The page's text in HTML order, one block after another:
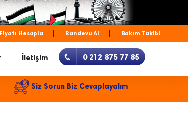
Hesapla Randevu Al Bakım Takibi
İletişim 0 212 875 77 85
Siz Sorun Biz Cevaplayalım